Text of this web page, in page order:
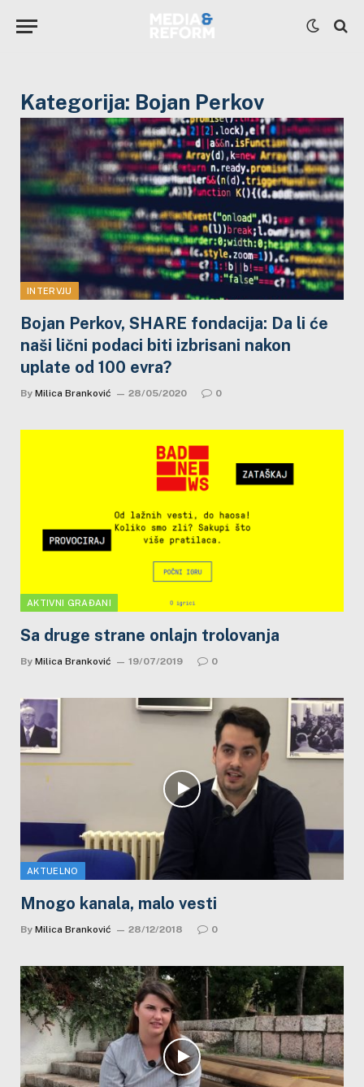
Kategorija: Bojan Perkov
INTERVJU
Bojan Perkov, SHARE fondacija: Da li će
naši lični podaci biti izbrisani nakon
uplate od 100 evra?
By Milica Branković 28/05/2020 0
AKTIVNI GRAĐANI
Sa druge strane onlajn trolovanja
By Milica Branković 19/07/2019 0
AKTUELNO
Mnogo kanala, malo vesti
By Milica Branković 28/12/2018 0